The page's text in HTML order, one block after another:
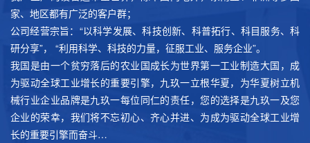
家、地区都有广泛的客户群；
公司经营宗旨：“以科学发展、科技创新、科普拓行、科目服务、科
研分享”， “利用科学、科技的力量，征服工业、服务企业”。
我国是由一个贫穷落后的农业国成长为世界第一工业制造大国，成
为驱动全球工业增长的重要引擎，九玖一立根华夏，为华夏树立机
械行业企业品牌是九玖一每位同仁的责任，您的选择是九玖一及您
企业的荣幸，我们将不忘初心、齐心并进、为成为驱动全球工业增
长的重要引擎而奋斗…